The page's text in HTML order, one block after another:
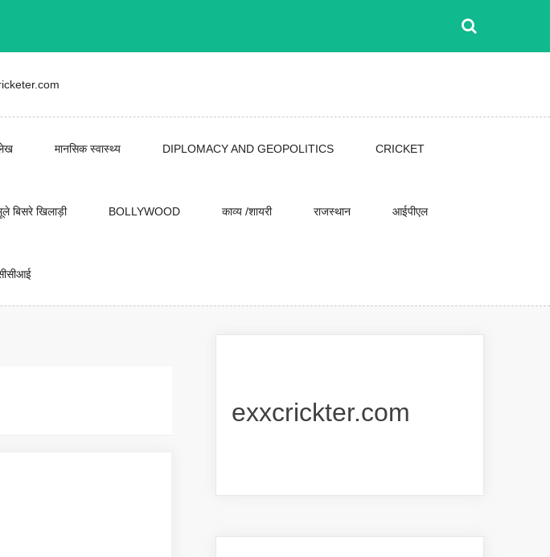
मानसिक स्वास्थ्य DIPLOMACY AND GEOPOLITICS CRICKET
बिसरे खिलाड़ी BOLLYWOOD काव्य /शायरी राजस्थान आईपीएल
exxcrickter.com